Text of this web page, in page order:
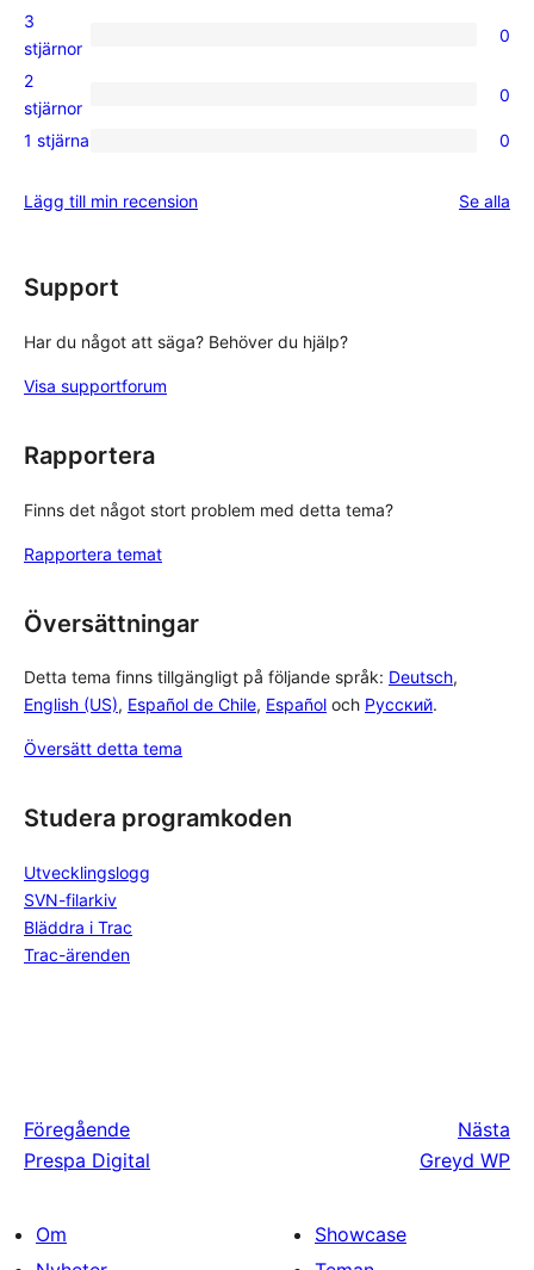
recension
4-
stjärniga
recensioner
0
3-
stjärniga
recensioner
3
stjärnor
0
0
2-
2
stjärnor
0
0
stjärniga
1 stjärna 0
Lägg till min recension Se alla
Support
Har du något att säga? Behöver du hjälp?
Visa supportforum
Rapportera
Finns det något stort problem med detta tema?
Rapportera temat
Översättningar
Detta tema finns tillgängligt på följande språk: Deutsch,
English (US), Español de Chile, Español och Русский.
Översätt detta tema
Studera programkoden
Utvecklingslogg
SVN-filarkiv
Bläddra i Trac
Trac-ärenden
Föregående
Prespa Digital
Nästa
Greyd WP
Om
Showcase